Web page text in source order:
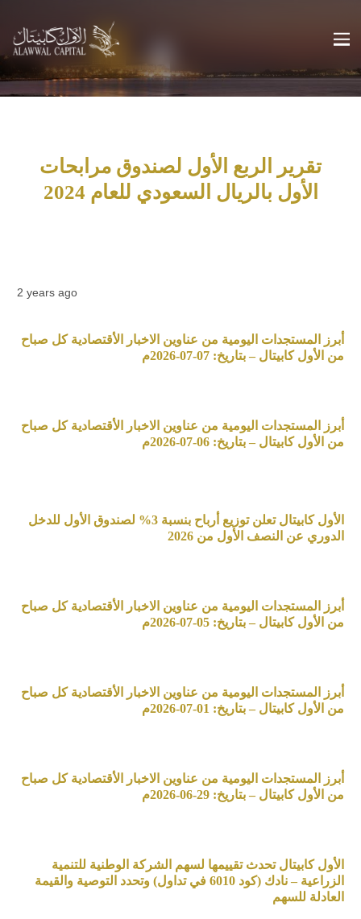
تقرير الربع الأول لصندوق مرابحات
الأول بالريال السعودي للعام 2024
2 years ago
أبرز المستجدات اليومية من عناوين الاخبار الأقتصادية كل صباح
من الأول كابيتال – بتاريخ: 07-07-2026م
أبرز المستجدات اليومية من عناوين الاخبار الأقتصادية كل صباح
من الأول كابيتال – بتاريخ: 06-07-2026م
الأول كابيتال تعلن توزيع أرباح بنسبة 3% لصندوق الأول للدخل
الدوري عن النصف الأول من 2026
أبرز المستجدات اليومية من عناوين الاخبار الأقتصادية كل صباح
من الأول كابيتال – بتاريخ: 05-07-2026م
أبرز المستجدات اليومية من عناوين الاخبار الأقتصادية كل صباح
من الأول كابيتال – بتاريخ: 01-07-2026م
أبرز المستجدات اليومية من عناوين الاخبار الأقتصادية كل صباح
من الأول كابيتال – بتاريخ: 29-06-2026م
الأول كابيتال تحدث تقييمها لسهم الشركة الوطنية للتنمية
الزراعية – نادك (كود 6010 في تداول) وتحدد التوصية والقيمة
العادلة للسهم